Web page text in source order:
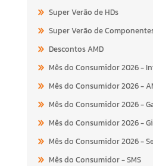
Super Verão de HDs
Super Verão de
Descontos AMD
Mês do Consumidor 2026 -
Mês do Consumidor 2026 -
Mês do Consumidor 2026 -
Mês do Consumidor 2026 -
Mês do Consumidor 2026 -
Mês do Consumidor - SMS